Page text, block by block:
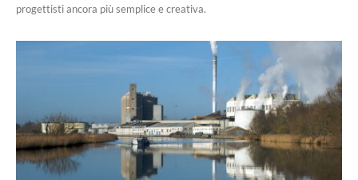
progettisti ancora più semplice e creativa.